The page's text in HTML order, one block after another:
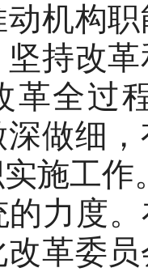
机构
持改
革全过
做细
施工作
的力度
革委